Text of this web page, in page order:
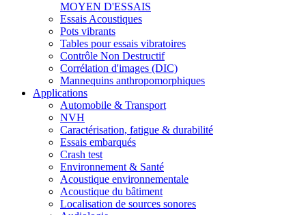
MOYEN D'ESSAIS
Essais Acoustiques
Pots vibrants
Tables pour essais vibratoires
Contrôle Non Destructif
Corrélation d'images (DIC)
Mannequins anthropomorphiques
Applications
Automobile & Transport
NVH
Caractérisation, fatigue & durabilité
Essais embarqués
Crash test
Environnement & Santé
Acoustique environnementale
Acoustique du bâtiment
Localisation de sources sonores